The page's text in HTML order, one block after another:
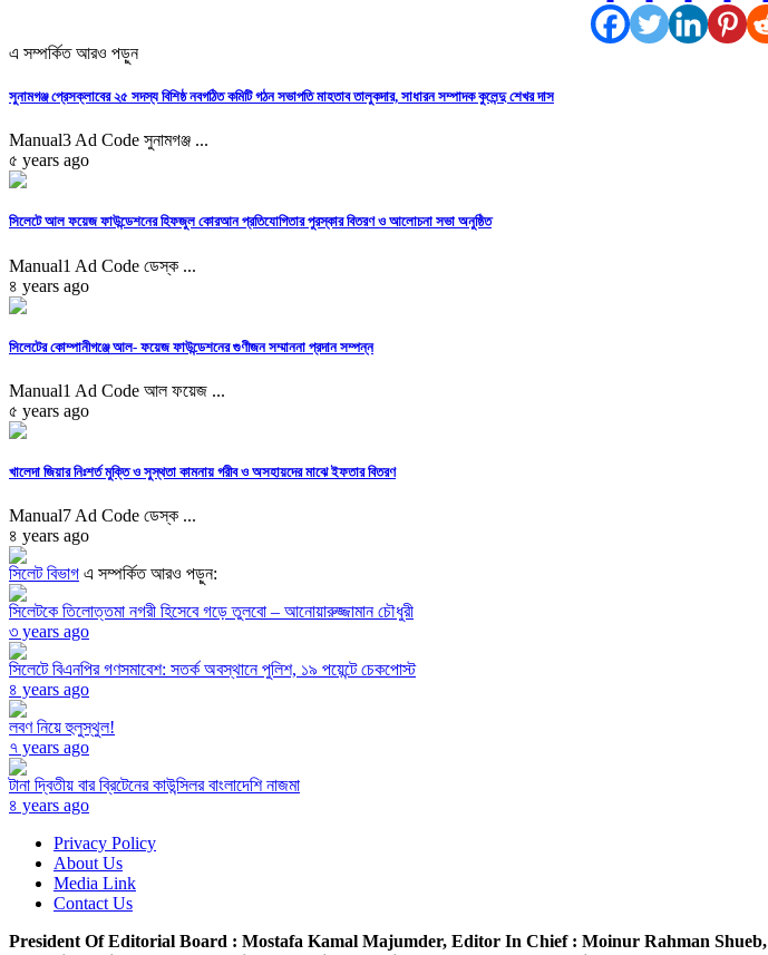
এ সম্পর্কিত আরও পড়ুন
সুনামগঞ্জ প্রেসক্লাবের ২৫ সদস্য বিশিষ্ঠ নবগঠিত কমিটি গঠন সভাপতি মাহতাব তালুকদার, সাধারন সম্পাদক কুলেন্দু শেখর দাস
Manual3 Ad Code সুনামগঞ্জ ...
৫ years ago
সিলেটে আল ফয়েজ ফাউন্ডেশনের হিফজুল কোরআন প্রতিযোগিতার পুরস্কার বিতরণ ও আলোচনা সভা অনুষ্ঠিত
Manual1 Ad Code ডেস্ক ...
৪ years ago
সিলেটের কোম্পানীগঞ্জে আল- ফয়েজ ফাউন্ডেশনের গুণীজন সম্মাননা প্রদান সম্পন্ন
Manual1 Ad Code আল ফয়েজ ...
৫ years ago
খালেদা জিয়ার নিঃশর্ত মুক্তি ও সুস্থতা কামনায় গরীব ও অসহায়দের মাঝে ইফতার বিতরণ
Manual7 Ad Code ডেস্ক ...
৪ years ago
সিলেট বিভাগ এ সম্পর্কিত আরও পড়ুন:
সিলেটকে তিলোত্তমা নগরী হিসেবে গড়ে তুলবো – আনোয়ারুজ্জামান চৌধুরী
৩ years ago
সিলেটে বিএনপির গণসমাবেশ: সতর্ক অবস্থানে পুলিশ, ১৯ পয়েন্টে চেকপোস্ট
৪ years ago
লবণ নিয়ে হুলুস্থুল!
৭ years ago
টানা দ্বিতীয় বার ব্রিটেনের কাউন্সিলর বাংলাদেশি নাজমা
৪ years ago
Privacy Policy
About Us
Media Link
Contact Us
President Of Editorial Board : Mostafa Kamal Majumder, Editor In Chief : Moinur Rahman Shueb,